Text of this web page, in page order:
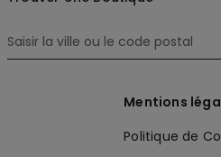
Mentions
Politique de